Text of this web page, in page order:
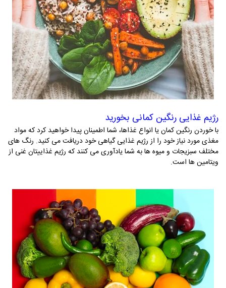
رژیم غذایی رنگین کمانی بخورید
با خوردن رنگین کمان یا انواع غذاها، شما اطمینان پیدا خواهید کرد که مواد
مغذی مورد نیاز خود را از رژیم غذایی گیاهی خود دریافت می­ کنید. رنگ­ های
مختلف سبزیجات و میوه­ ها به شما یادآوری می­ کنند که رژیم غذاییتان غنی از
ویتامین­ ها است.